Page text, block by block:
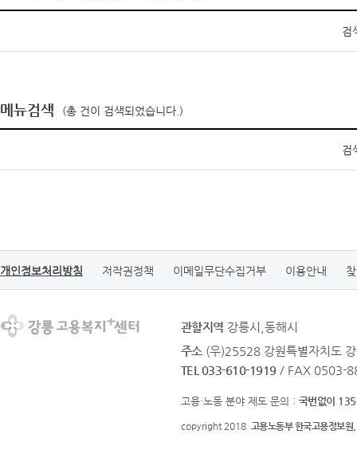
검
메뉴검색 (총 건이 검색되었습니다.)
검
개인정보처리방침 저작권정책 이메일무단수집거부 이용안내
관할지역 강릉시,동해시
주소 (우)25528 강원특별자치도
TEL 033-610-1919 / FAX 0503-
고용·노동 분야 제도 문의 : 국번없이
copyright 2018 고용노동부 한국고용정보원.